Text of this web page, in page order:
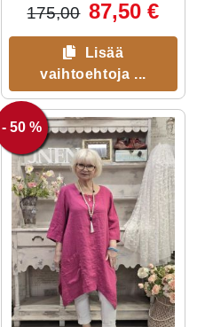
175,00 87,50 €
Lisää
vaihtoehtoja ...
- 50 %